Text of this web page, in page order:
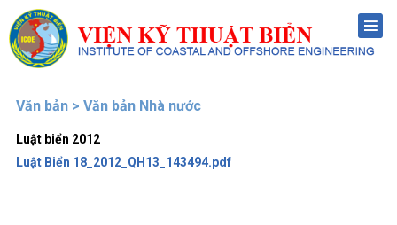
Menu
Văn bản > Văn bản Nhà nước
Luật biển 2012
Luật Biển 18_2012_QH13_143494.pdf